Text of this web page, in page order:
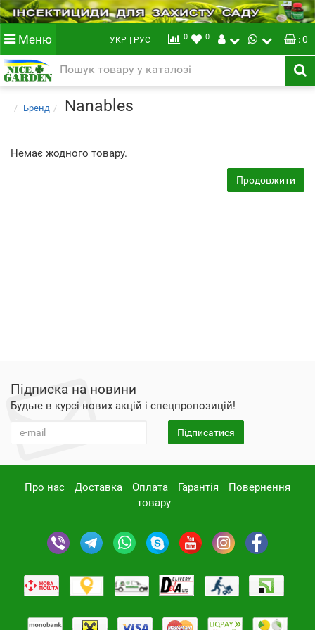
Меню УКР | РУС 0 0 : 0
Бренд Nanables
Немає жодного товару.
Продовжити
Підписка на новини
Будьте в курсі нових акцій і спецпропозицій!
Підписатися
Про нас Доставка Оплата Гарантія
Повернення
товару